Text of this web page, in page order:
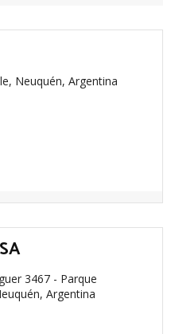
Neuquén, Argentina
3467 - Parque
Argentina